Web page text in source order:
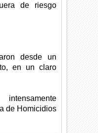
de riesgo
desde un
en un claro
intensamente
de Homicidios